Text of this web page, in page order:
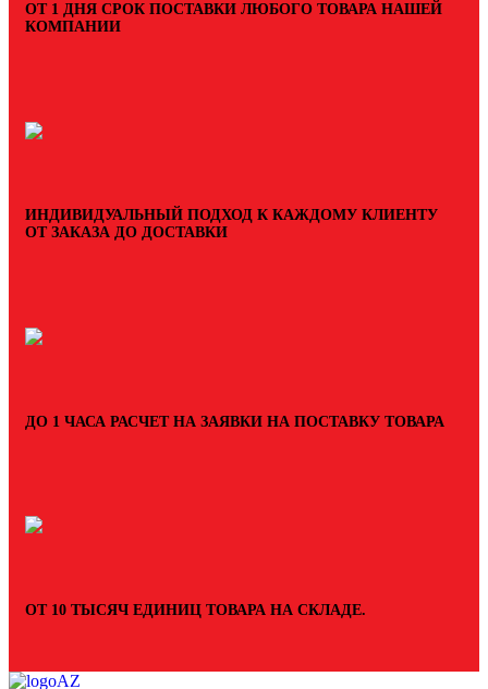
ОТ 1 ДНЯ СРОК ПОСТАВКИ ЛЮБОГО ТОВАРА НАШЕЙ
КОМПАНИИ
ИНДИВИДУАЛЬНЫЙ ПОДХОД К КАЖДОМУ КЛИЕНТУ
ОТ ЗАКАЗА ДО ДОСТАВКИ
ДО 1 ЧАСА РАСЧЕТ НА ЗАЯВКИ НА ПОСТАВКУ ТОВАРА
ОТ 10 ТЫСЯЧ ЕДИНИЦ ТОВАРА НА СКЛАДЕ.